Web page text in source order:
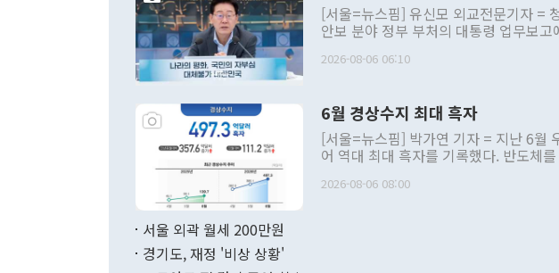
[서울=뉴스핌] 유신모 외교전문기자 =
안보 분야 정부 부처의 대통령 업무보
발언 중에는 정부 내 조율을 거치지 않은
주의적 희망에 근거한 비현실적 구상'이
관의 대북 정책 관련 발언이 물의를 빚
관 부처 장관이 공개적으로 부정적 입
관의 무리한 대북 접근법과 월권을 제어
다. [정동영 통일부 장관이 지난달 23일 오후 서울 종로구 정부서울청사에
2026-08-06 06:10
6월 경상수지 최대 흑자
[서울=뉴스핌] 박가연 기자 = 지난 6월
어 역대 최대 흑자를 기록했다. 반도체
료=한국은행] 한국은행이 6일 발표한 '2026년 6월 국제수지(잠정)'에 따르
2026-08-06 08:00
서울 외곽 월세 200만원
경기도, 재정 '비상 상황'